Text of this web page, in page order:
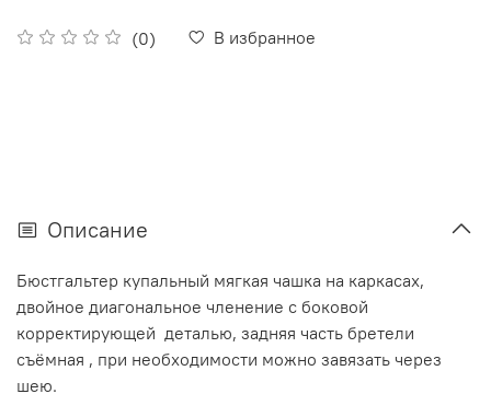
(0) В избранное
Описание
Бюстгальтер купальный мягкая чашка на каркасах,
двойное диагональное членение с боковой
корректирующей деталью, задняя часть бретели
съёмная , при необходимости можно завязать через
шею.